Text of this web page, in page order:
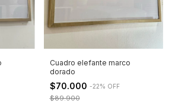
Cuadro elefante marco
dorado
$70.000 -22% OFF
$89.900